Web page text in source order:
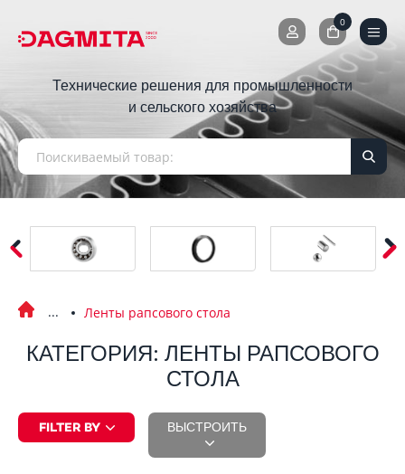
0
0
Технические решения для промышленности
и сельского хозяйства
Ленты рапсового стола
КАТЕГОРИЯ: ЛЕНТЫ РАПСОВОГО
СТОЛА
FILTER BY ВЫСТРОИТЬ